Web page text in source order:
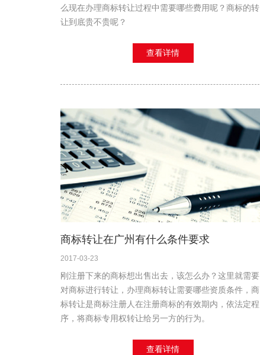
么现在办理商标转让过程中需要哪些费用呢？商标的转
让到底贵不贵呢？
查看详情
商标转让在广州有什么条件要求
2017-03-23
刚注册下来的商标想出售出去，该怎么办？这里就需要
对商标进行转让，办理商标转让需要哪些资质条件，商
标转让是商标注册人在注册商标的有效期内，依法定程
序，将商标专用权转让给另一方的行为。
查看详情